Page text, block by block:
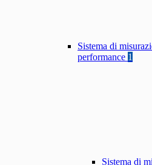
Sistema di
performance 1
Sistema di